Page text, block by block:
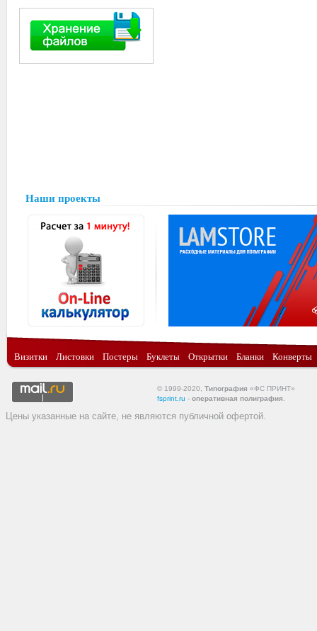
Наши проекты
Визитки Листовки Постеры Буклеты Открытки Бланки Конверты
© 1999-2020, Типография «ФС ПРИНТ»
fsprint.ru - оперативная полиграфия
Цены указанные на сайте, не являются публичной офертой.